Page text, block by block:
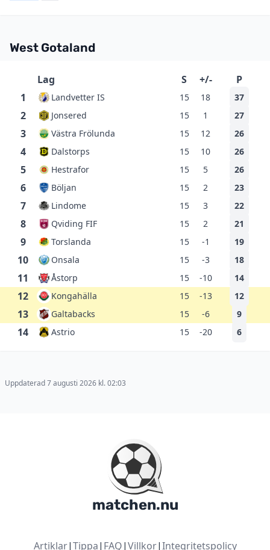
West Gotaland
Lag S +/-
P
1
Landvetter IS 15 18 37
2 Jonsered 15 1 27
3 Västra Frölunda 15 12 26
4 Dalstorps 15 10 26
5 Hestrafor 15 5 26
6 Böljan 15 2 23
7 Lindome 15 3 22
8 Qviding FIF 15 2 21
9 Torslanda 15 -1 19
10 Onsala 15 -3 18
11 Åstorp 15 -10 14
12 Kongahälla 15 -13 12
13 Galtabacks 15 -6 9
14 Astrio 15 -20 6
Uppdaterad 7 augusti 2026 kl. 02:03
matchen.nu
Artiklar|Tippa| FAQ|Villkor|Integritetspolicy